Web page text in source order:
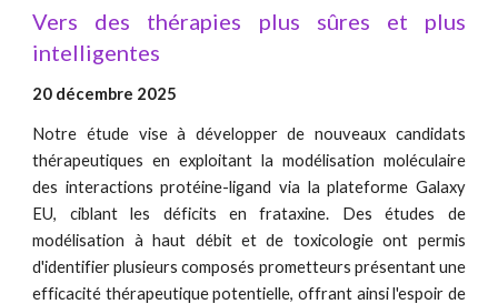
Vers des thérapies plus sûres et plus
intelligentes
20 décembre 2025
Notre étude vise à développer de nouveaux candidats
thérapeutiques en exploitant la modélisation moléculaire
des interactions protéine-ligand via la plateforme Galaxy
EU, ciblant les déficits en frataxine. Des études de
modélisation à haut débit et de toxicologie ont permis
d'identifier plusieurs composés prometteurs présentant une
efficacité thérapeutique potentielle, offrant ainsi l'espoir de